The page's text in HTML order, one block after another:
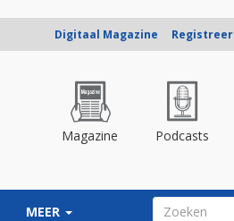
Digitaal Magazine Registreer
Magazine Podcasts
MEER ZOEKVELD